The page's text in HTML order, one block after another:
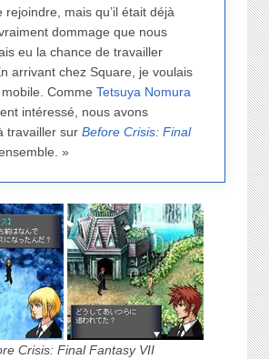
rejoindre, mais qu’il était déjà
dommage que nous
eu la chance de travailler
arrivant chez Square, je voulais
CommeTetsuya Nomura
intéressé, nous avons
travailler surBefore Crisis: Final
»
Crisis: Final Fantasy VII